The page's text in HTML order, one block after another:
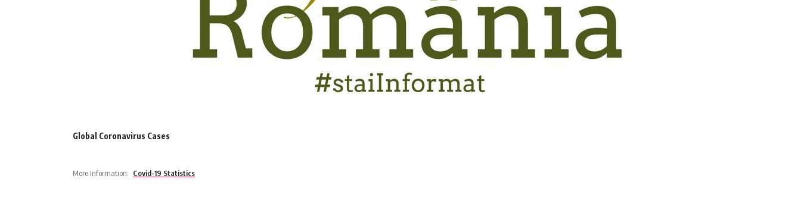
Global Coronavirus Cases
More Information: Covid-19 Statistics